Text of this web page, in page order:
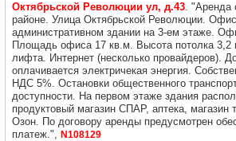
Октябрьской Революции ул, д.43. "Аренда
районе. Улица Октябрьской Революции.
административном здании на 3-ем этаже.
Площадь офиса 17 кв.м. Высота потолка 3,2
лифта. Интернет (несколько провайдеров).
оплачивается электричекая энергия.
НДС 5%. Остановки общественного
доступности. На первом этаже здания
продуктовый магазин СПАР, аптека,
Озон. По договору аренды предусмотрен
платеж.", N108129